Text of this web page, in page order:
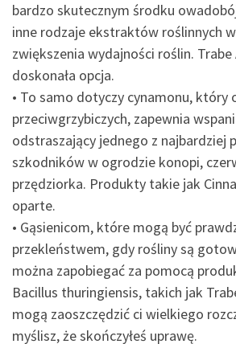
bardzo skutecznym środku
inne rodzaje ekstraktów roślinnych
zwiększenia wydajności roślin.
doskonała opcja.
• To samo dotyczy cynamonu, który
przeciwgrzybiczych, zapewnia
odstraszający jednego z najbardziej
szkodników w ogrodzie konopi,
przędziorka. Produkty takie jak
oparte.
• Gąsienicom, które mogą być
przekleństwem, gdy rośliny są
można zapobiegać za pomocą
Bacillus thuringiensis, takich jak
mogą zaoszczędzić ci wielkiego
myślisz, że skończyłeś uprawę.